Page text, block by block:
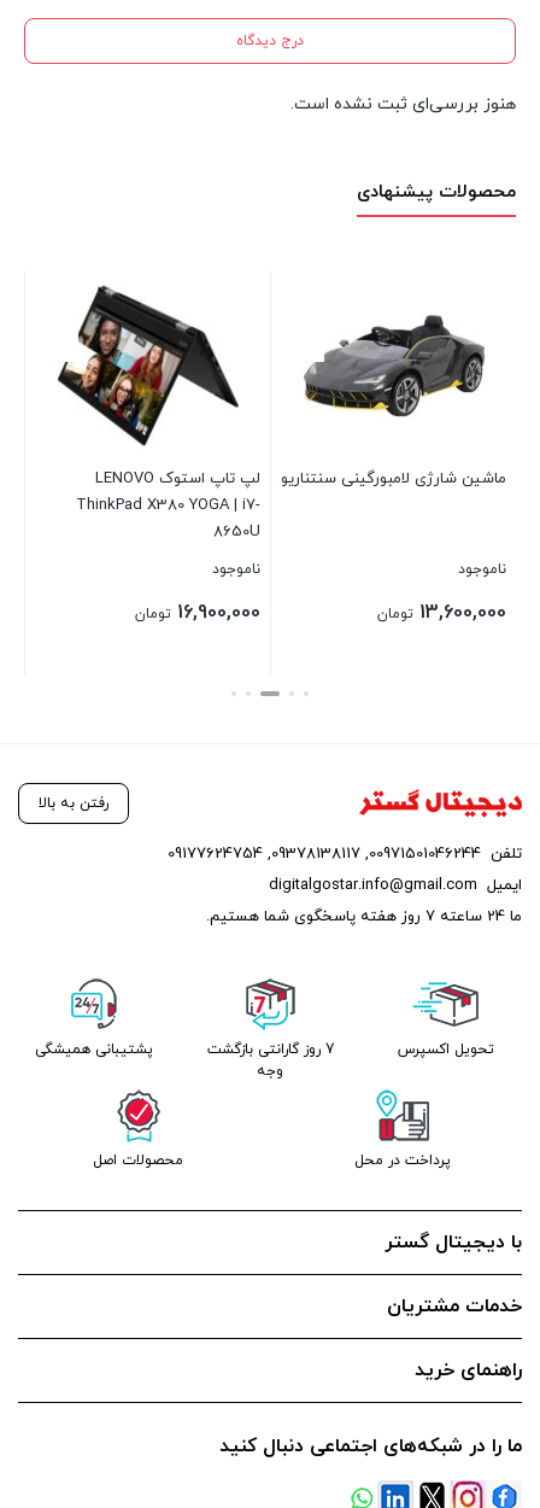
درج دیدگاه
هنوز بررسی‌ای ثبت نشده است.
محصولات پیشنهادی
ماشین شارژی لامبورگینی سنتناریو
ناموجود
13,600,000 تومان
لپ تاپ استوک LENOVO
ThinkPad X380 YOGA | i7-
8650U
ناموجود
16,900,000 تومان
بستن
رفتن به بالا
تلفن 00971501046244
,
09378138117
,
09177624754
ایمیل digitalgostar.info@gmail.com
ما 24 ساعته 7 روز هفته پاسخگوی شما هستیم.
تحویل اکسپرس
7 روز گارانتی بازگشت
وجه
پشتیبانی همیشگی
پرداخت در محل محصولات اصل
با دیجیتال گستر
خدمات مشتریان
راهنمای خرید
ما را در شبکه‌های اجتماعی دنبال کنید